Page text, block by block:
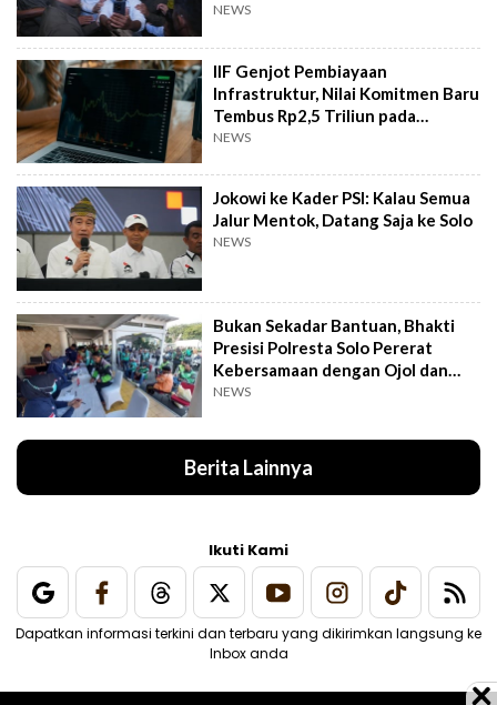
NEWS
IIF Genjot Pembiayaan
Infrastruktur, Nilai Komitmen Baru
Tembus Rp2,5 Triliun pada
Semester I 2026
NEWS
Jokowi ke Kader PSI: Kalau Semua
Jalur Mentok, Datang Saja ke Solo
NEWS
Bukan Sekadar Bantuan, Bhakti
Presisi Polresta Solo Pererat
Kebersamaan dengan Ojol dan
Supeltas
NEWS
Berita Lainnya
Ikuti Kami
Dapatkan informasi terkini dan terbaru yang dikirimkan langsung ke
Inbox anda